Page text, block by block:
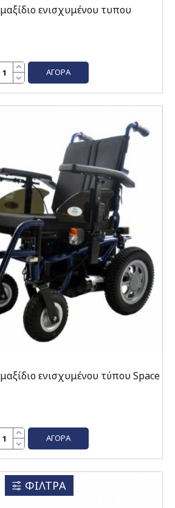
ενισχυμένου τυπου
ΑΓΟΡΆ
ενισχυμένου τύπου Space
ΑΓΟΡΆ
ΦΙΛΤΡΑ